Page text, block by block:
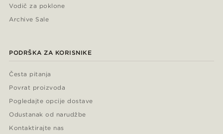
Vodič za poklone
Archive Sale
PODRŠKA ZA KORISNIKE
Česta pitanja
Povrat proizvoda
Pogledajte opcije dostave
Odustanak od narudžbe
Kontaktirajte nas